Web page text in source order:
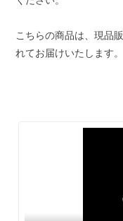
こちらの商品は、現品
れてお届けいたします。